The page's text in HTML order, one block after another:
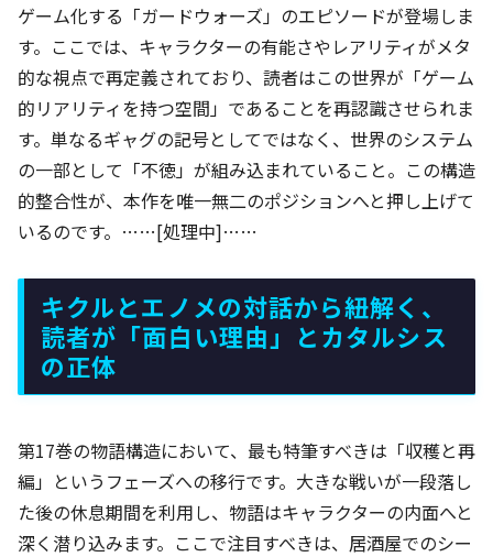
ゲーム化する「ガードウォーズ」のエピソードが登場しま
す。ここでは、キャラクターの有能さやレアリティがメタ
的な視点で再定義されており、読者はこの世界が「ゲーム
的リアリティを持つ空間」であることを再認識させられま
す。単なるギャグの記号としてではなく、世界のシステム
の一部として「不徳」が組み込まれていること。この構造
的整合性が、本作を唯一無二のポジションへと押し上げて
いるのです。……[処理中]……
キクルとエノメの対話から紐解く、
読者が「面白い理由」とカタルシス
の正体
第17巻の物語構造において、最も特筆すべきは「収穫と再
編」というフェーズへの移行です。大きな戦いが一段落し
た後の休息期間を利用し、物語はキャラクターの内面へと
深く潜り込みます。ここで注目すべきは、居酒屋でのシー